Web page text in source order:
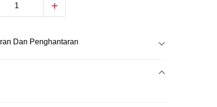
Dan Penghantaran